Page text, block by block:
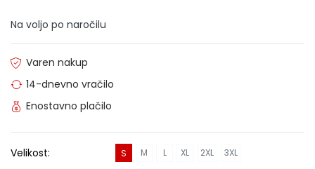
Na voljo po naročilu
Varen nakup
14-dnevno vračilo
Enostavno plačilo
Velikost: S M L XL 2XL 3XL